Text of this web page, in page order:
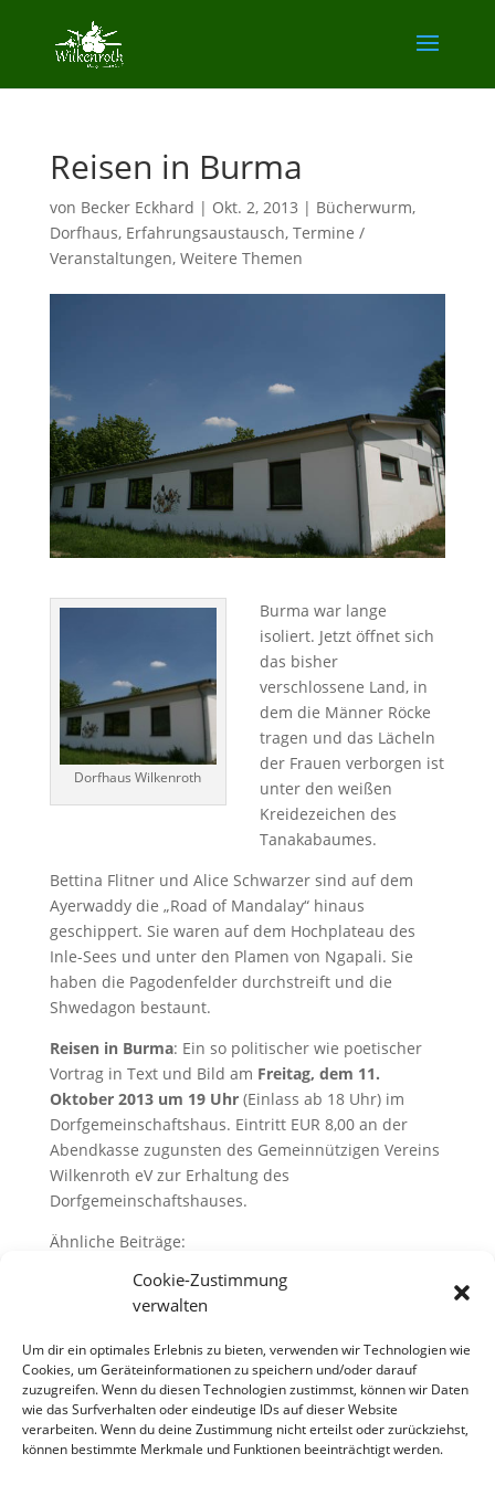
Cookie-Zustimmung
verwalten
Um dir ein optimales Erlebnis zu bieten, verwenden wir Technologien wie
Cookies, um Geräteinformationen zu speichern und/oder darauf
zuzugreifen. Wenn du diesen Technologien zustimmst, können wir Daten
wie das Surfverhalten oder eindeutige IDs auf dieser Website
verarbeiten. Wenn du deine Zustimmung nicht erteilst oder zurückziehst,
können bestimmte Merkmale und Funktionen beeinträchtigt werden.
Reisen in Burma
von Becker Eckhard | Okt. 2, 2013 | Bücherwurm,
Dorfhaus, Erfahrungsaustausch, Termine /
Veranstaltungen, Weitere Themen
Dorfhaus Wilkenroth
Burma war lange
isoliert. Jetzt öffnet sich
das bisher
verschlossene Land, in
dem die Männer Röcke
tragen und das Lächeln
der Frauen verborgen ist
unter den weißen
Kreidezeichen des
Tanakabaumes.
Bettina Flitner und Alice Schwarzer sind auf dem
Ayerwaddy die „Road of Mandalay“ hinaus
geschippert. Sie waren auf dem Hochplateau des
Inle-Sees und unter den Plamen von Ngapali. Sie
haben die Pagodenfelder durchstreift und die
Shwedagon bestaunt.
Reisen in Burma: Ein so politischer wie poetischer
Vortrag in Text und Bild am Freitag, dem 11.
Oktober 2013 um 19 Uhr(Einlass ab 18 Uhr) im
Dorfgemeinschaftshaus. Eintritt EUR 8,00 an der
Abendkasse zugunsten des Gemeinnützigen Vereins
Wilkenroth eV zur Erhaltung des
Dorfgemeinschaftshauses.
Ähnliche Beiträge:
Landeskommission kommt am 21. Juni:
Senioren haben volles Programm
Traumwetter
Seniorenverein unter neuer Leitung